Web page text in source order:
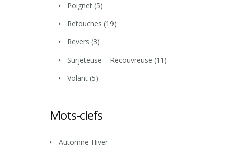
Poignet (5)
Retouches (19)
Revers (3)
Surjeteuse – Recouvreuse (11)
Volant (5)
Mots-clefs
Automne-Hiver